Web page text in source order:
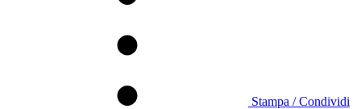
Stampa / Condividi